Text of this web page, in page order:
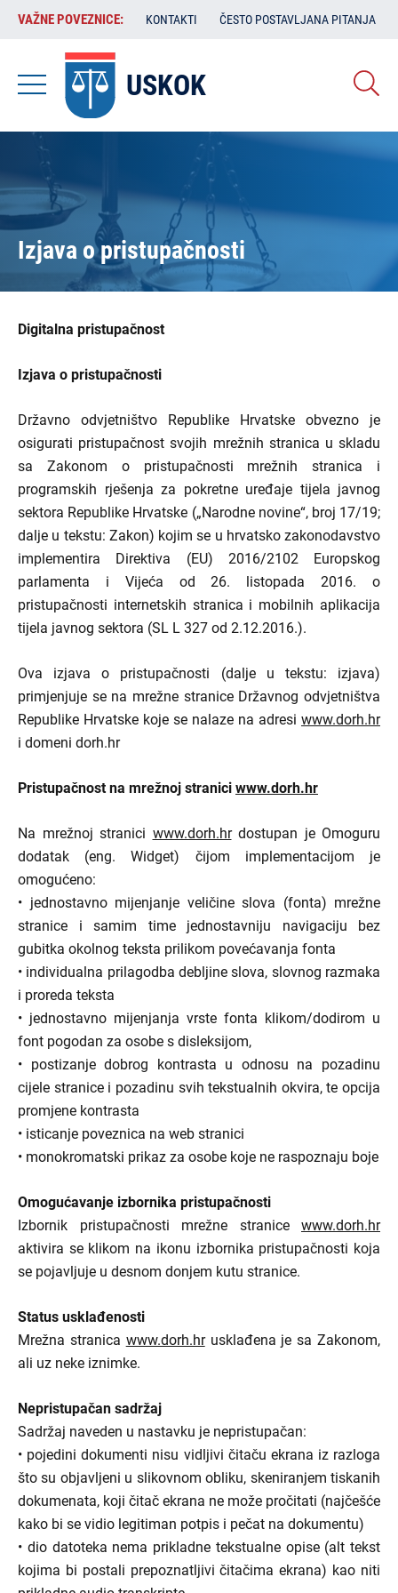
Skoči
sadržaj
VAŽNE
POVEZNICE:
VAŽNE POVEZNICE: KONTAKTI ČESTO POSTAVLJANA PITANJA
USKOK
Izjava o pristupačnosti
Digitalna pristupačnost
Izjava o pristupačnosti
Državno odvjetništvo Republike Hrvatske obvezno je
osigurati pristupačnost svojih mrežnih stranica u skladu
sa Zakonom o pristupačnosti mrežnih stranica i
programskih rješenja za pokretne uređaje tijela javnog
sektora Republike Hrvatske („Narodne novine“, broj 17/19;
dalje u tekstu: Zakon) kojim se u hrvatsko zakonodavstvo
implementira Direktiva (EU) 2016/2102 Europskog
parlamenta i Vijeća od 26. listopada 2016. o
pristupačnosti internetskih stranica i mobilnih aplikacija
tijela javnog sektora (SL L 327 od 2.12.2016.).
Ova izjava o pristupačnosti (dalje u tekstu: izjava)
primjenjuje se na mrežne stranice Državnog odvjetništva
Republike Hrvatske koje se nalaze na adresi www.dorh.hr
i domeni dorh.hr
Pristupačnost na mrežnoj stranici www.dorh.hr
Na mrežnoj stranici www.dorh.hrdostupan je Omoguru
dodatak (eng. Widget) čijom implementacijom je
omogućeno:
• jednostavno mijenjanje veličine slova (fonta) mrežne
stranice i samim time jednostavniju navigaciju bez
gubitka okolnog teksta prilikom povećavanja fonta
• individualna prilagodba debljine slova, slovnog razmaka
i proreda teksta
• jednostavno mijenjanja vrste fonta klikom/dodirom u
font pogodan za osobe s disleksijom,
• postizanje dobrog kontrasta u odnosu na pozadinu
cijele stranice i pozadinu svih tekstualnih okvira, te opcija
promjene kontrasta
• isticanje poveznica na web stranici
• monokromatski prikaz za osobe koje ne raspoznaju boje
Omogućavanje izbornika pristupačnosti
Izbornik pristupačnosti mrežne stranice www.dorh.hr
aktivira se klikom na ikonu izbornika pristupačnosti koja
se pojavljuje u desnom donjem kutu stranice.
Status usklađenosti
Mrežna stranica www.dorh.hrusklađena je sa Zakonom,
ali uz neke iznimke.
Nepristupačan sadržaj
Sadržaj naveden u nastavku je nepristupačan:
• pojedini dokumenti nisu vidljivi čitaču ekrana iz razloga
što su objavljeni u slikovnom obliku, skeniranjem tiskanih
dokumenata, koji čitač ekrana ne može pročitati (najčešće
kako bi se vidio legitiman potpis i pečat na dokumentu)
• dio datoteka nema prikladne tekstualne opise (alt tekst
kojima bi postali prepoznatljivi čitačima ekrana) kao niti